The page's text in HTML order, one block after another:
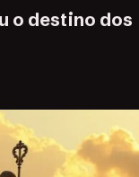
o destino dos